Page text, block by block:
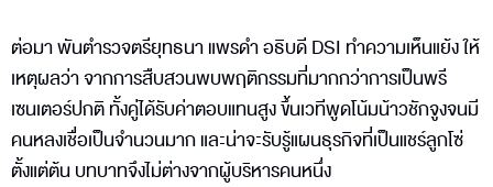
ต่อมา พันตำรวจตรียุทธนา แพรดำ อธิบดี DSI ทำความเห็นแย้ง ให้
เหตุผลว่า จากการสืบสวนพบพฤติกรรมที่มากกว่าการเป็นพรี
เซนเตอร์ปกติ ทั้งคู่ได้รับค่าตอบแทนสูง ขึ้นเวทีพูดโน้มน้าวชักจูงจนมี
คนหลงเชื่อเป็นจำนวนมาก และน่าจะรับรู้แผนธุรกิจที่เป็นแชร์ลูกโซ่
ตั้งแต่ต้น บทบาทจึงไม่ต่างจากผู้บริหารคนหนึ่ง